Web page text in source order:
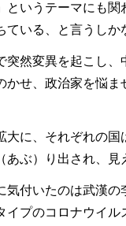
いうテーマにも関
いる、と言うしか
突然変異を起こし
かせ、政治家を悩
大に、それぞれの
ぶ）り出され、見
気付いたのは武漢
イプのコロナウイ